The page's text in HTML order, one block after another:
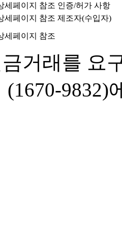
세페이지 참조 인증/허가 사항
세페이지 참조 제조자(수입자)
세페이지 참조
거래를 요
(1670-9832)